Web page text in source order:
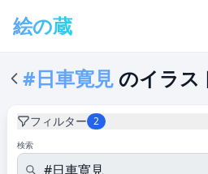
絵の蔵
#日車寛見 のイラス
フィルター 2
検索